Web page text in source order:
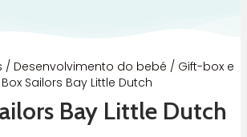
/ Desenvolvimento do bebé / Gift-box e
Sailors Bay Little Dutch
Bay Little Dutch